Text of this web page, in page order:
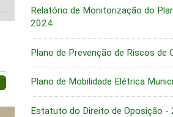
Relatório de Monitorização do
2024
Plano de Prevenção de Riscos
Plano de Mobilidade Elétrica
Estatuto do Direito de Oposição -